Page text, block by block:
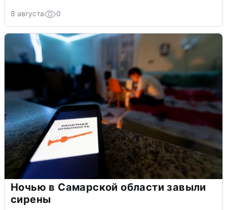
8 августа 0
Ночью в Самарской области завыли
сирены